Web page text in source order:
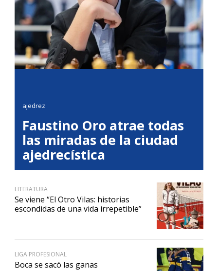
ajedrez
Faustino Oro atrae todas
las miradas de la ciudad
ajedrecística
LITERATURA
Se viene “El Otro Vilas: historias
escondidas de una vida irrepetible”
LIGA PROFESIONAL
Boca se sacó las ganas